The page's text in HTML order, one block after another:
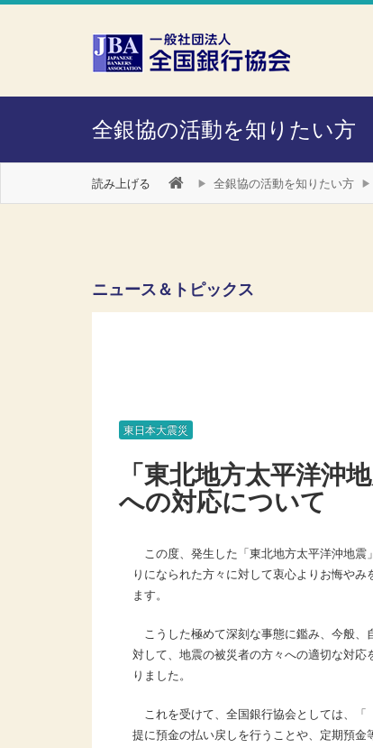
本文へスキップ
障がい者向け相談窓口
全銀協の活動を知りたい方
読み上げる 全銀協の活動を知りたい方
ニュース＆トピックス
東日本大震災
「東北地方太平洋沖
への対応について
この度、発生した「東北地方太平洋沖地震
りになられた方々に対して衷心よりお悔や
ます。
こうした極めて深刻な事態に鑑み、今般、
対して、地震の被災者の方々への適切な対
りました。
これを受けて、全国銀行協会としては、「
提に預金の払い戻しを行うことや、定期預金